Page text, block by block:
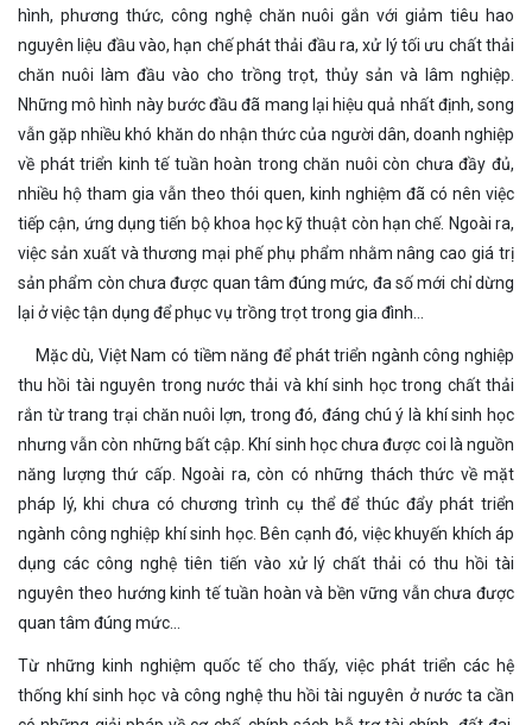
hình, phương thức, công nghệ chăn nuôi gắn với giảm tiêu hao
nguyên liệu đầu vào, hạn chế phát thải đầu ra, xử lý tối ưu chất thải
chăn nuôi làm đầu vào cho trồng trọt, thủy sản và lâm nghiệp.
Những mô hình này bước đầu đã mang lại hiệu quả nhất định, song
vẫn gặp nhiều khó khăn do nhận thức của người dân, doanh nghiệp
về phát triển kinh tế tuần hoàn trong chăn nuôi còn chưa đầy đủ,
nhiều hộ tham gia vẫn theo thói quen, kinh nghiệm đã có nên việc
tiếp cận, ứng dụng tiến bộ khoa học kỹ thuật còn hạn chế. Ngoài ra,
việc sản xuất và thương mại phế phụ phẩm nhằm nâng cao giá trị
sản phẩm còn chưa được quan tâm đúng mức, đa số mới chỉ dừng
lại ở việc tận dụng để phục vụ trồng trọt trong gia đình…
Mặc dù, Việt Nam có tiềm năng để phát triển ngành công nghiệp
thu hồi tài nguyên trong nước thải và khí sinh học trong chất thải
rắn từ trang trại chăn nuôi lợn, trong đó, đáng chú ý là khí sinh học
nhưng vẫn còn những bất cập. Khí sinh học chưa được coi là nguồn
năng lượng thứ cấp. Ngoài ra, còn có những thách thức về mặt
pháp lý, khi chưa có chương trình cụ thể để thúc đẩy phát triển
ngành công nghiệp khí sinh học. Bên cạnh đó, việc khuyến khích áp
dụng các công nghệ tiên tiến vào xử lý chất thải có thu hồi tài
nguyên theo hướng kinh tế tuần hoàn và bền vững vẫn chưa được
quan tâm đúng mức…
Từ những kinh nghiệm quốc tế cho thấy, việc phát triển các hệ
thống khí sinh học và công nghệ thu hồi tài nguyên ở nước ta cần